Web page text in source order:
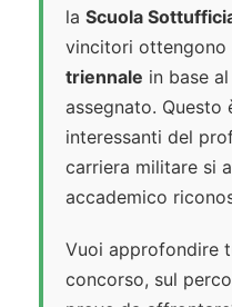
la Scuola
vincitori ottengono
triennale in base
assegnato. Questo
interessanti del
carriera militare si
accademico
Vuoi approfondire
concorso, sul